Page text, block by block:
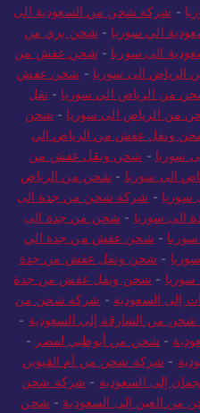
- شركة شحن من السعودية الى
الي سوريا - شحن بري من
الى سوريا - شحن عفش من
الى سوريا - شحن عفش
من الرياض الي سوريا - نقل
من الرياض الى سوريا - شحن
ونقل عفش من الرياض الي
سوريا - شحن ونقل عفش من
الى سوريا - شحن من الرياض
- شركة شحن من جدة الى
سوريا - شحن من جدة الى
- شحن عفش من جدة الي
- شحن ونقل عفش من جدة
- شحن ونقل عفش من جدة
إلى السعودية - شركة شحن من
من الشارقة إلى السعودية -
- شحن من أبوظبي لمصر -
- شركة شحن من أم القيوين
إلى السعودية - شركة شحن
العين إلى السعودية - شحن